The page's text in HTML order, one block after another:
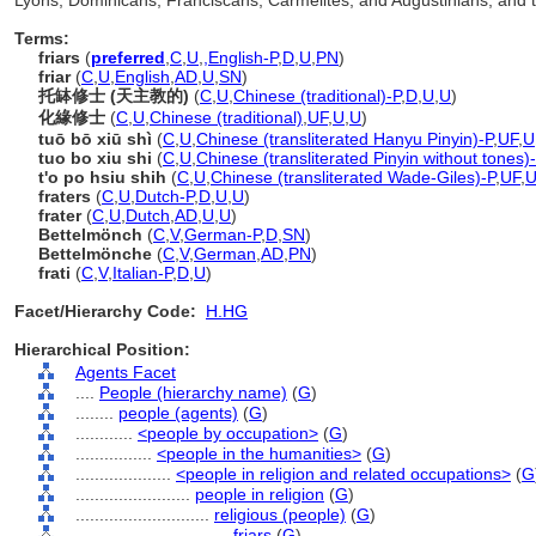
Terms:
friars (preferred C U English-P,D U PN)
friar(C U English AD U SN)
托缽修士 (天主教的) (C U Chinese (traditional)-P,D U U)
化緣修士 (C U Chinese (traditional) UF, U U)
tuō bō xiū shì (C U Chinese (transliterated Hanyu Pinyin)-P,UF, U
tuo bo xiu shi (C U Chinese (transliterated Pinyin without tones)-
t'o po hsiu shih (C U Chinese (transliterated Wade-Giles)-P,UF, U
fraters (C U Dutch-P,D U U)
frater(C U Dutch AD U U)
Bettelmönch (C V,German-P,D SN)
Bettelmönche (C V,German AD PN)
frati (C V,Italian-P,D U)
Facet/Hierarchy Code:
H.HG
Hierarchical Position:
Agents Facet
People (hierarchy name) (G)
people (agents) (G)
<people by occupation> (G)
<people in the humanities> (G)
<people in religion and related occupations> (G
people in religion (G)
religious (people) (G)